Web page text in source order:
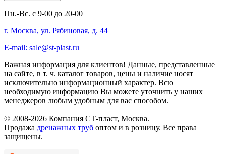
Пн.-Вс. с 9-00 до 20-00
г. Москва, ул. Рябиновая, д. 44
E-mail: sale@st-plast.ru
Важная информация для клиентов! Данные, представленные
на сайте, в т. ч. каталог товаров, цены и наличие носят
исключительно информационный характер. Всю
необходимую информацию Вы можете уточнить у наших
менеджеров любым удобным для вас способом.
© 2008-2026 Компания СТ-пласт, Москва.
Продажа дренажных труб оптом и в розницу. Все права
защищены.